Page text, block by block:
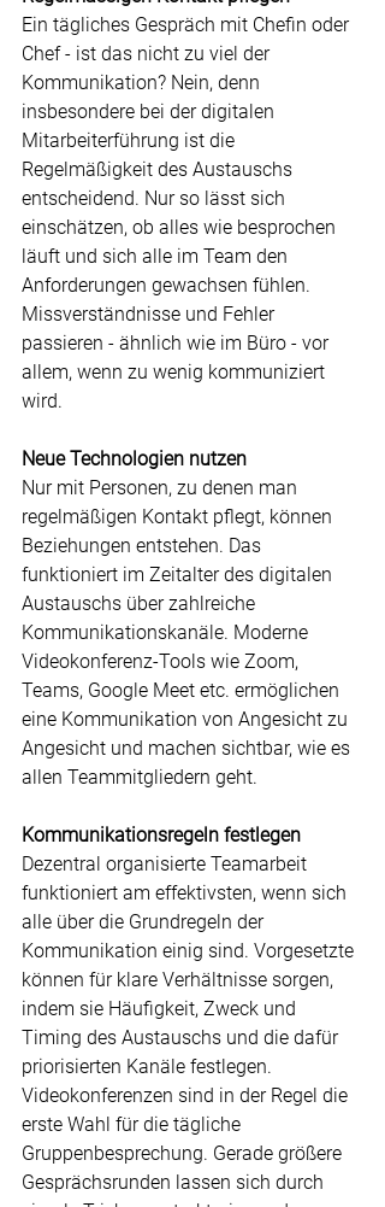
Ein tägliches Gespräch mit Chefin oder
Chef - ist das nicht zu viel der
Kommunikation? Nein, denn
insbesondere bei der digitalen
Mitarbeiterführung ist die
Regelmäßigkeit des Austauschs
entscheidend. Nur so lässt sich
einschätzen, ob alles wie besprochen
läuft und sich alle im Team den
Anforderungen gewachsen fühlen.
Missverständnisse und Fehler
passieren - ähnlich wie im Büro - vor
allem, wenn zu wenig kommuniziert
wird.
Neue Technologien nutzen
Nur mit Personen, zu denen man
regelmäßigen Kontakt pflegt, können
Beziehungen entstehen. Das
funktioniert im Zeitalter des digitalen
Austauschs über zahlreiche
Kommunikationskanäle. Moderne
Videokonferenz-Tools wie Zoom,
Teams, Google Meet etc. ermöglichen
eine Kommunikation von Angesicht zu
Angesicht und machen sichtbar, wie es
allen Teammitgliedern geht.
Kommunikationsregeln festlegen
Dezentral organisierte Teamarbeit
funktioniert am effektivsten, wenn sich
alle über die Grundregeln der
Kommunikation einig sind. Vorgesetzte
können für klare Verhältnisse sorgen,
indem sie Häufigkeit, Zweck und
Timing des Austauschs und die dafür
priorisierten Kanäle festlegen.
Videokonferenzen sind in der Regel die
erste Wahl für die tägliche
Gruppenbesprechung. Gerade größere
Gesprächsrunden lassen sich durch